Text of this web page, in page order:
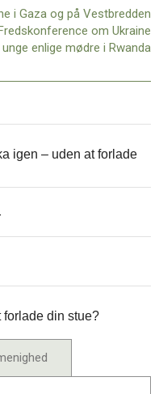
i Gaza og på Vestbredden
om Ukraine
enlige mødre i Rwanda
igen – uden at forlade
din stue?